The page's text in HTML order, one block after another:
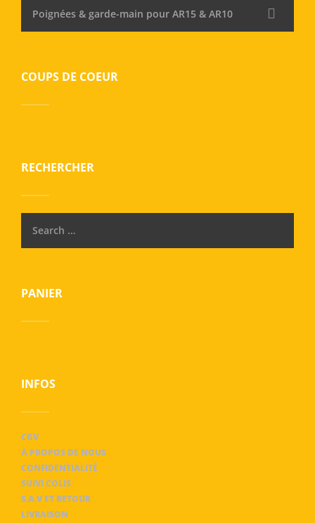
Poignées & garde-main pour AR15 & AR10
COUPS DE COEUR
RECHERCHER
PANIER
INFOS
CGV
À PROPOS DE NOUS
CONFIDENTIALITÉ
SUIVI COLIS
S.A.V ET RETOUR
LIVRAISON